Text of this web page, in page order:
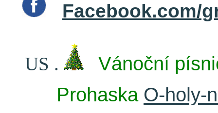
Facebook.com/
US .
Vánoční
Prohaska O-holy-